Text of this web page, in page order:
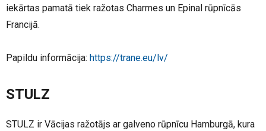
iekārtas pamatā tiek ražotas Charmes un Epinal rūpnīcās
Francijā.
Papildu informācija: https://trane.eu/lv/
STULZ
STULZ ir Vācijas ražotājs ar galveno rūpnīcu Hamburgā, kura